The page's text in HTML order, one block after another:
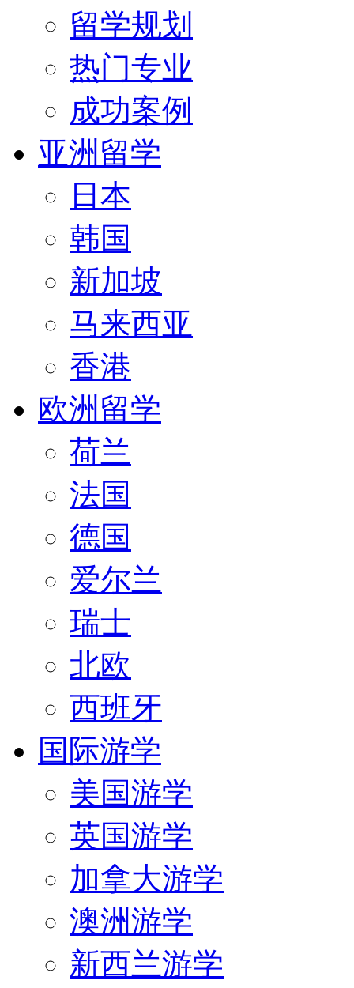
留学规划
热门专业
成功案例
亚洲留学
日本
韩国
新加坡
马来西亚
香港
欧洲留学
荷兰
法国
德国
爱尔兰
瑞士
北欧
西班牙
国际游学
美国游学
英国游学
加拿大游学
澳洲游学
新西兰游学